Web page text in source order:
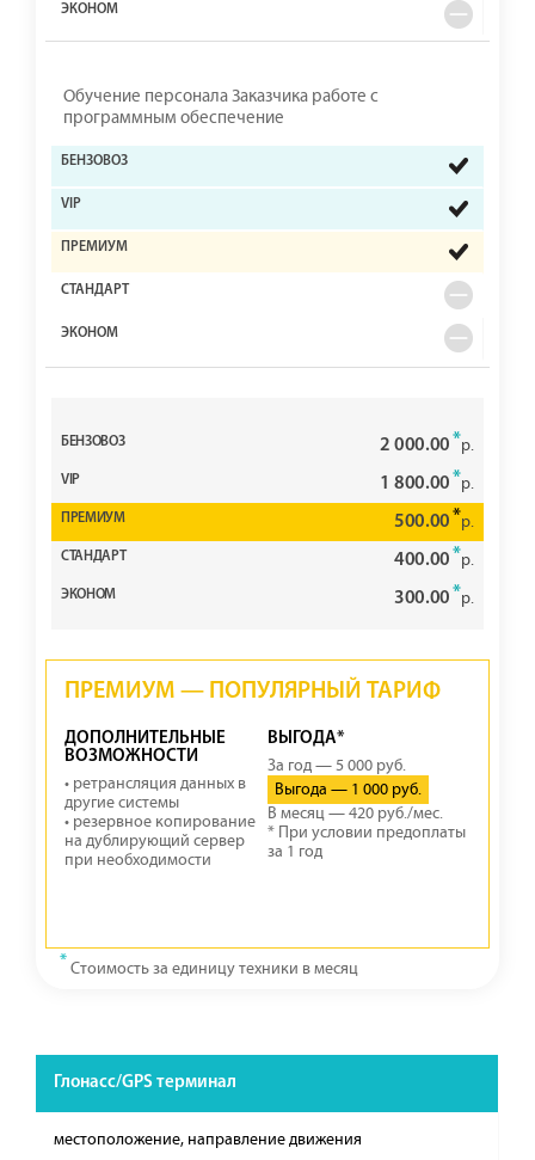
Обучение персонала Заказчика работе с
программным обеспечение
2 000.00*р.
1 800.00*р.
500.00*р.
400.00*р.
300.00*р.
ПРЕМИУМ — ПОПУЛЯРНЫЙ ТАРИФ
ДОПОЛНИТЕЛЬНЫЕ
ВОЗМОЖНОСТИ
• ретрансляция данных в
другие системы
• резервное копирование
на дублирующий сервер
при необходимости
ВЫГОДА*
За год — 5 000 руб.
Выгода — 1 000 руб.
В месяц — 420 руб./мес.
* При условии предоплаты
за 1 год
* Стоимость за единицу техники в месяц
Глонасс/GPS терминал
местоположение, направление движения